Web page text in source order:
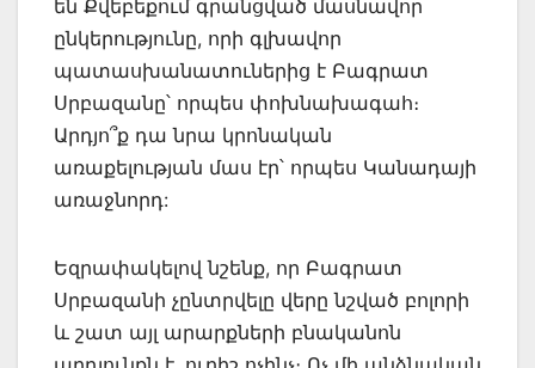
են Քվեբեքում գրանցված մասնավոր
ընկերությունը, որի գլխավոր
պատասխանատուներից է Բագրատ
Սրբազանը՝ որպես փոխնախագահ։
Արդյո՞ք դա նրա կրոնական
առաքելության մաս էր՝ որպես Կանադայի
առաջնորդ:
Եզրափակելով նշենք, որ Բագրատ
Սրբազանի չընտրվելը վերը նշված բոլորի
և շատ այլ արարքների բնականոն